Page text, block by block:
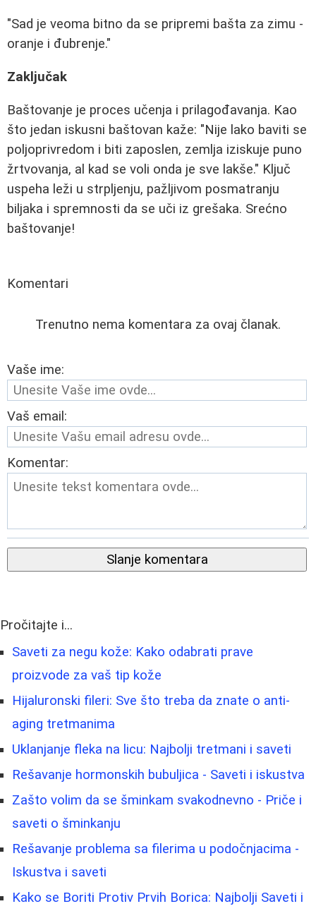
"Sad je veoma bitno da se pripremi bašta za zimu -
oranje i đubrenje."
Zaključak
Baštovanje je proces učenja i prilagođavanja. Kao
što jedan iskusni baštovan kaže: "Nije lako baviti se
poljoprivredom i biti zaposlen, zemlja iziskuje puno
žrtvovanja, al kad se voli onda je sve lakše." Ključ
uspeha leži u strpljenju, pažljivom posmatranju
biljaka i spremnosti da se uči iz grešaka. Srećno
baštovanje!
Komentari
Trenutno nema komentara za ovaj članak.
Vaše ime:
Vaš email:
Komentar:
Slanje komentara
Pročitajte i...
Saveti za negu kože: Kako odabrati prave
proizvode za vaš tip kože
Hijaluronski fileri: Sve što treba da znate o anti-
aging tretmanima
Uklanjanje fleka na licu: Najbolji tretmani i saveti
Rešavanje hormonskih bubuljica - Saveti i iskustva
Zašto volim da se šminkam svakodnevno - Priče i
saveti o šminkanju
Rešavanje problema sa filerima u podočnjacima -
Iskustva i saveti
Kako se Boriti Protiv Prvih Borica: Najbolji Saveti i